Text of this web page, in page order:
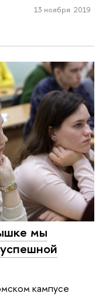
13 ноября 2019
мы
кампусе